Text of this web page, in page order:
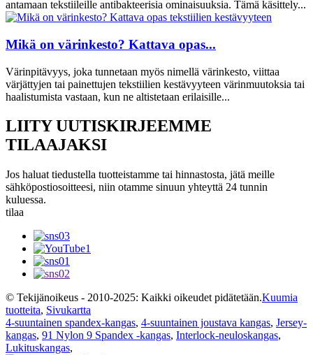
antamaan tekstiileille antibakteerisia ominaisuuksia. Tämä käsittely...
Mikä on värinkesto? Kattava opas...
Värinpitävyys, joka tunnetaan myös nimellä värinkesto, viittaa
värjättyjen tai painettujen tekstiilien kestävyyteen värinmuutoksia tai
haalistumista vastaan, kun ne altistetaan erilaisille...
LIITY UUTISKIRJEEMME
TILAAJAKSI
Jos haluat tiedustella tuotteistamme tai hinnastosta, jätä meille
sähköpostiosoitteesi, niin otamme sinuun yhteyttä 24 tunnin
kuluessa.
tilaa
© Tekijänoikeus - 2010-2025: Kaikki oikeudet pidätetään.Kuumia
tuotteita, Sivukartta
4-suuntainen spandex-kangas, 4-suuntainen joustava kangas, Jersey-
kangas, 91 Nylon 9 Spandex -kangas, Interlock-neuloskangas,
Lukituskangas,